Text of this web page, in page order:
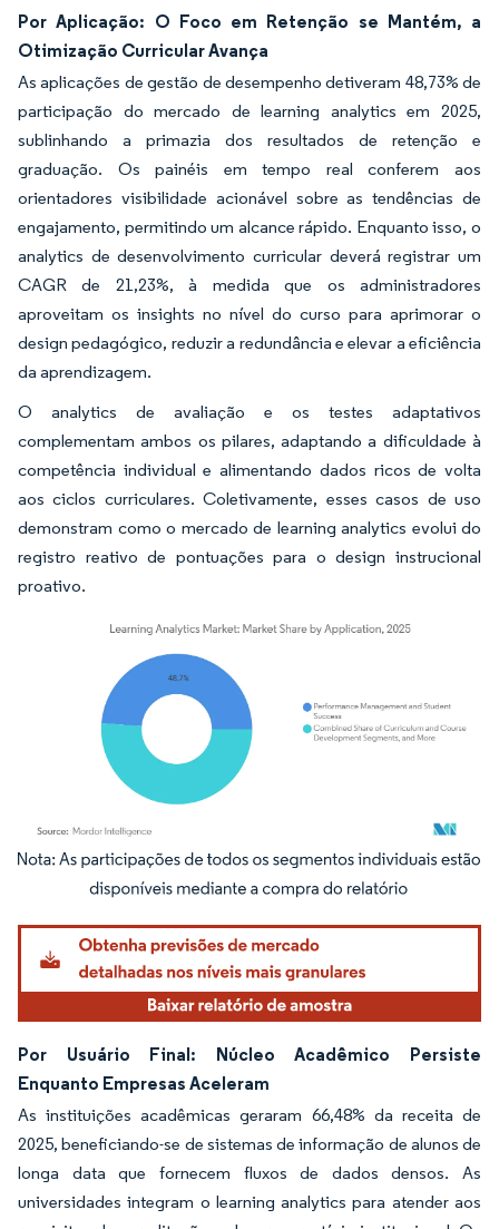
Por Aplicação: O Foco em Retenção se Mantém, a
Otimização Curricular Avança
As aplicações de gestão de desempenho detiveram 48,73% de
participação do mercado de learning analytics em 2025,
sublinhando a primazia dos resultados de retenção e
graduação. Os painéis em tempo real conferem aos
orientadores visibilidade acionável sobre as tendências de
engajamento, permitindo um alcance rápido. Enquanto isso, o
analytics de desenvolvimento curricular deverá registrar um
CAGR de 21,23%, à medida que os administradores
aproveitam os insights no nível do curso para aprimorar o
design pedagógico, reduzir a redundância e elevar a eficiência
da aprendizagem.
O analytics de avaliação e os testes adaptativos
complementam ambos os pilares, adaptando a dificuldade à
competência individual e alimentando dados ricos de volta
aos ciclos curriculares. Coletivamente, esses casos de uso
demonstram como o mercado de learning analytics evolui do
registro reativo de pontuações para o design instrucional
proativo.
Imagem © Mordor Intelligence. O reuso requer atribuição conforme CC BY 4.0.
Por Usuário Final: Núcleo Acadêmico Persiste
Enquanto Empresas Aceleram
As instituições acadêmicas geraram 66,48% da receita de
2025, beneficiando-se de sistemas de informação de alunos de
longa data que fornecem fluxos de dados densos. As
universidades integram o learning analytics para atender aos